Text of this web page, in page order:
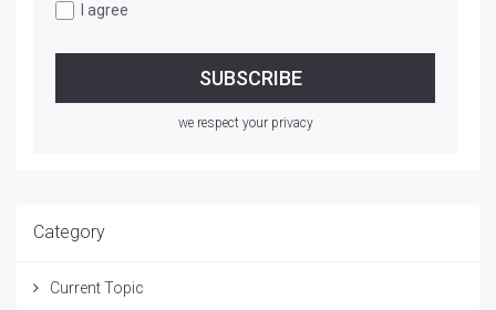
I agree
we respect your privacy
Category
Current Topic